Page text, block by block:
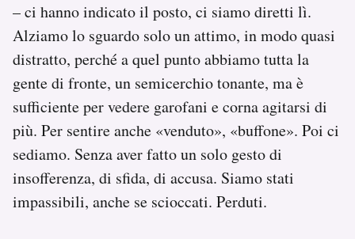
– ci hanno indicato il posto, ci siamo diretti lì.
Alziamo lo sguardo solo un attimo, in modo quasi
distratto, perché a quel punto abbiamo tutta la
gente di fronte, un semicerchio tonante, ma è
sufficiente per vedere garofani e corna agitarsi di
più. Per sentire anche «venduto», «buffone». Poi ci
sediamo. Senza aver fatto un solo gesto di
insofferenza, di sfida, di accusa. Siamo stati
impassibili, anche se scioccati. Perduti.